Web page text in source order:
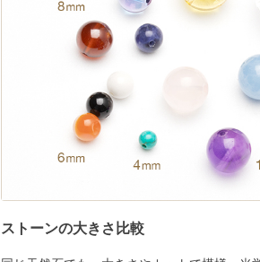
ストーンの大きさ比較